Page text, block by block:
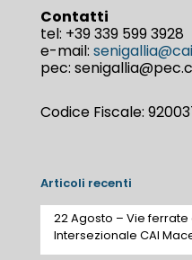
Contatti
tel: +39 339 599 3928
e-mail:
pec:
Codice Fiscale:
Articoli recenti
22 Agosto – Vie ferrate
Intersezionale CAI